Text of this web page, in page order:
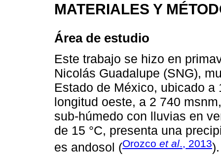
MATERIALES Y
Área de estudio
Este trabajo se hizo en
Nicolás Guadalupe (SNG),
Estado de México, ubicado a
longitud oeste, a 2 740
sub-húmedo con lluvias en
de 15 °C, presenta una
es andosol (Orozco et al., 2013).